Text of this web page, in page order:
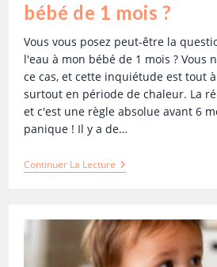
bébé de 1 mois ?
Vous vous posez peut-être la
l'eau à mon bébé de 1 mois ? Vous
ce cas, et cette inquiétude est tout
surtout en période de chaleur. La
et c'est une règle absolue avant 6
panique ! Il y a de…
Continuer La Lecture